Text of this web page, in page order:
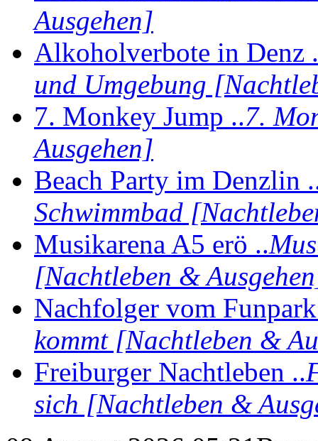
Ausgehen]
Alkoholverbote in Denz
und Umgebung
7. Monkey Jump ..7.
Ausgehen]
Beach Party im Denzlin
Schwimmbad
Musikarena A5 erö ..
[Nachtleben &
Nachfolger vom
kommt [Nachtleben &
Freiburger Nachtleben ..
sich [Nachtleben &